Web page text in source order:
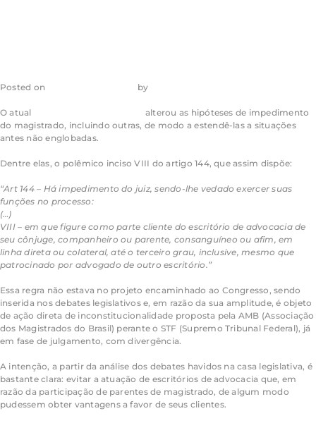
Posted on by
O atual
alterou as hipóteses de impedimento
do magistrado, incluindo outras, de modo a estendê-las a situações
antes não englobadas.
Dentre elas, o polêmico inciso VIII do artigo 144, que assim dispõe:
“Art 144 – Há impedimento do juiz, sendo-lhe vedado exercer suas
funções no processo:
(…)
VIII – em que figure como parte cliente do escritório de advocacia de
seu cônjuge, companheiro ou parente, consanguíneo ou afim, em
linha direta ou colateral, até o terceiro grau, inclusive, mesmo que
patrocinado por advogado de outro escritório.”
Essa regra não estava no projeto encaminhado ao Congresso, sendo
inserida nos debates legislativos e, em razão da sua amplitude, é objeto
de ação direta de inconstitucionalidade proposta pela AMB (Associação
dos Magistrados do Brasil) perante o STF (Supremo Tribunal Federal), já
em fase de julgamento, com divergência.
A intenção, a partir da análise dos debates havidos na casa legislativa, é
bastante clara: evitar a atuação de escritórios de advocacia que, em
razão da participação de parentes de magistrado, de algum modo
pudessem obter vantagens a favor de seus clientes.